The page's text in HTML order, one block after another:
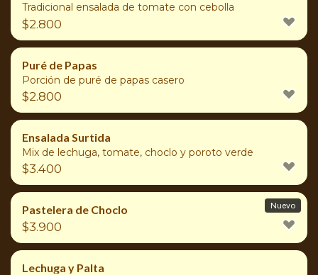
Tradicional ensalada de tomate con cebolla
$2.800
Puré de Papas
Porción de puré de papas casero
$2.800
Ensalada Surtida
Mix de lechuga, tomate, choclo y poroto verde
$3.400
Pastelera de Choclo
$3.900
Nuevo
Lechuga y Palta